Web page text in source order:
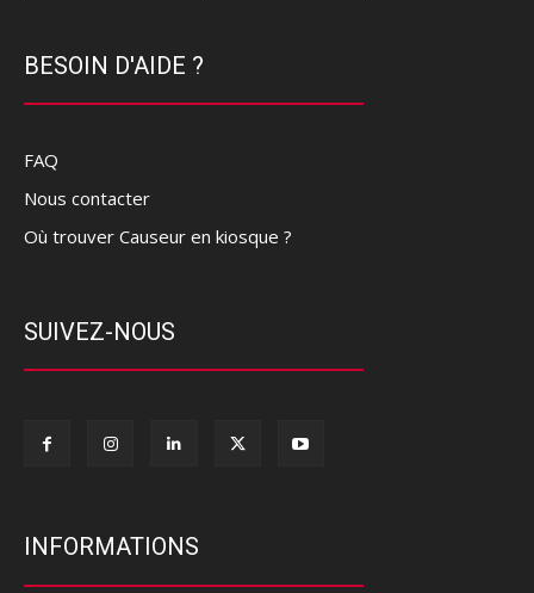
BESOIN D'AIDE ?
FAQ
Nous contacter
Où trouver Causeur en kiosque ?
SUIVEZ-NOUS
INFORMATIONS